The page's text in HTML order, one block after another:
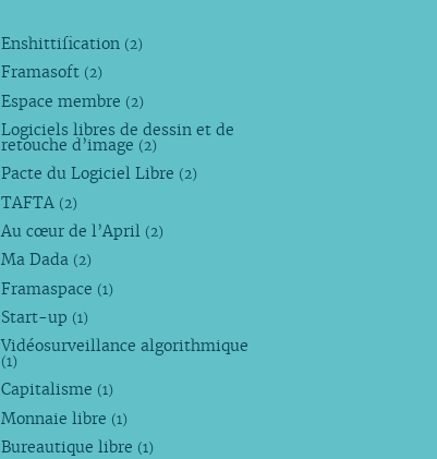
Enshittification (2)
Framasoft (2)
Espace membre (2)
Logiciels libres de dessin et de
retouche d’image (2)
Pacte du Logiciel Libre (2)
TAFTA (2)
Au cœur de l’April (2)
Ma Dada (2)
Framaspace (1)
Start-up (1)
Vidéosurveillance algorithmique
(1)
Capitalisme (1)
Monnaie libre (1)
Bureautique libre (1)